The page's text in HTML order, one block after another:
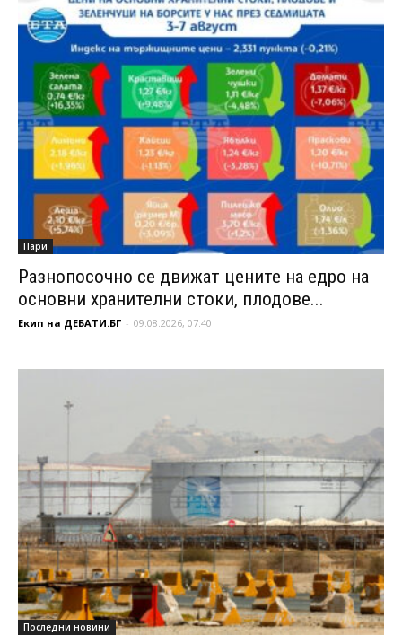
Пари
Разнопосочно се движат цените на едро на
основни хранителни стоки, плодове...
Екип на ДЕБАТИ.БГ - 09.08.2026, 07:40
Последни новини